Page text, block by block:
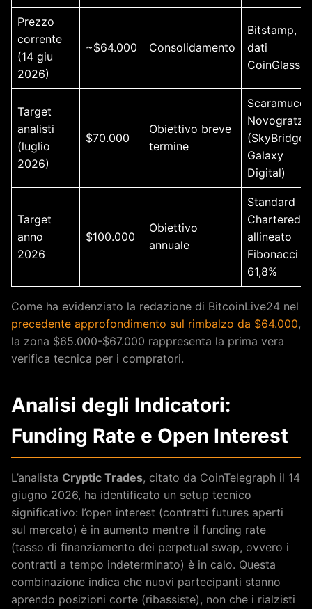
Prezzo
corrente
(14 giu
2026)
~$64.000 Consolidamento
Bitstamp,
dati
CoinGlass
Target
analisti
(luglio
2026)
$70.000
Obiettivo breve
termine
Scaramucci,
Novogratz
(SkyBridge,
Galaxy
Digital)
Target
anno
2026
$100.000
Obiettivo
annuale
Standard
Chartered,
allineato
Fibonacci
61,8%
Come ha evidenziato la redazione di BitcoinLive24 nel
precedente approfondimento sul rimbalzo da $64.000,
la zona $65.000-$67.000 rappresenta la prima vera
verifica tecnica per i compratori.
Analisi degli Indicatori:
Funding Rate e Open Interest
L’analista Cryptic Trades, citato da CoinTelegraph il 14
giugno 2026, ha identificato un setup tecnico
significativo: l’open interest (contratti futures aperti
sul mercato) è in aumento mentre il funding rate
(tasso di finanziamento dei perpetual swap, ovvero i
contratti a tempo indeterminato) è in calo. Questa
combinazione indica che nuovi partecipanti stanno
aprendo posizioni corte (ribassiste), non che i rialzisti